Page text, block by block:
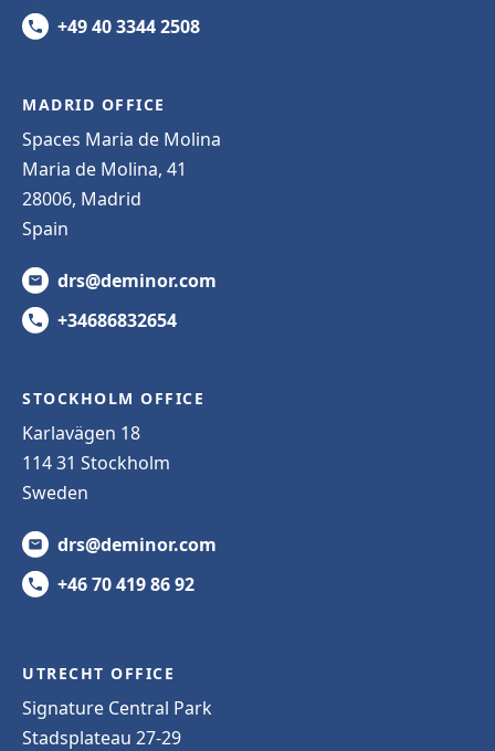
+49 40 3344 2508
MADRID OFFICE
Spaces Maria de Molina
Maria de Molina, 41
28006, Madrid
Spain
drs@deminor.com
+34686832654
STOCKHOLM OFFICE
Karlavägen 18
114 31 Stockholm
Sweden
drs@deminor.com
+46 70 419 86 92
UTRECHT OFFICE
Signature Central Park
Stadsplateau 27-29